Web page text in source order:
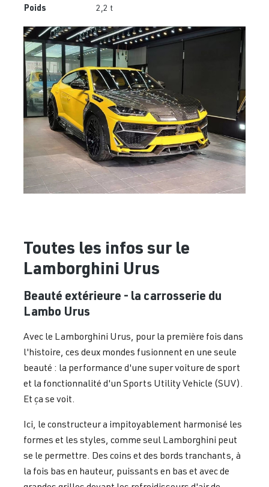
Poids 2,2 t
Toutes les infos sur le
Lamborghini Urus
Beauté extérieure - la carrosserie du
Lambo Urus
Avec le Lamborghini Urus, pour la première fois dans
l'histoire, ces deux mondes fusionnent en une seule
beauté : la performance d'une super voiture de sport
et la fonctionnalité d'un Sports Utility Vehicle (SUV).
Et ça se voit.
Ici, le constructeur a impitoyablement harmonisé les
formes et les styles, comme seul Lamborghini peut
se le permettre. Des coins et des bords tranchants, à
la fois bas en hauteur, puissants en bas et avec de